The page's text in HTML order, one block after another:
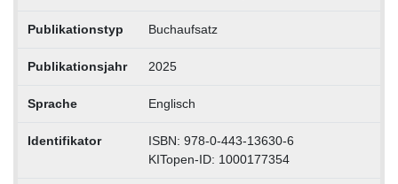
Publikationstyp Buchaufsatz
Publikationsjahr 2025
Sprache Englisch
Identifikator
ISBN: 978-0-443-13630-6
KITopen-ID: 1000177354